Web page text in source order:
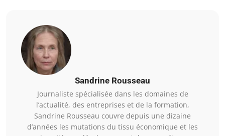
Sandrine Rousseau
Journaliste spécialisée dans les domaines de
l’actualité, des entreprises et de la formation,
Sandrine Rousseau couvre depuis une dizaine
d’années les mutations du tissu économique et les